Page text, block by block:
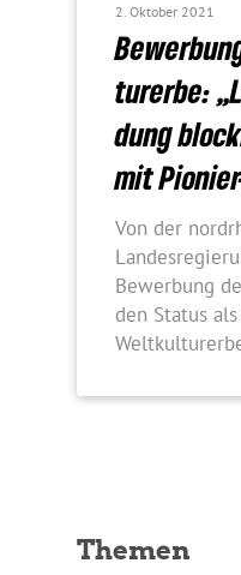
2. Oktober 2021
tur­erbe:
dung
mit
Von der
Bewerbung
den Status als
Themen